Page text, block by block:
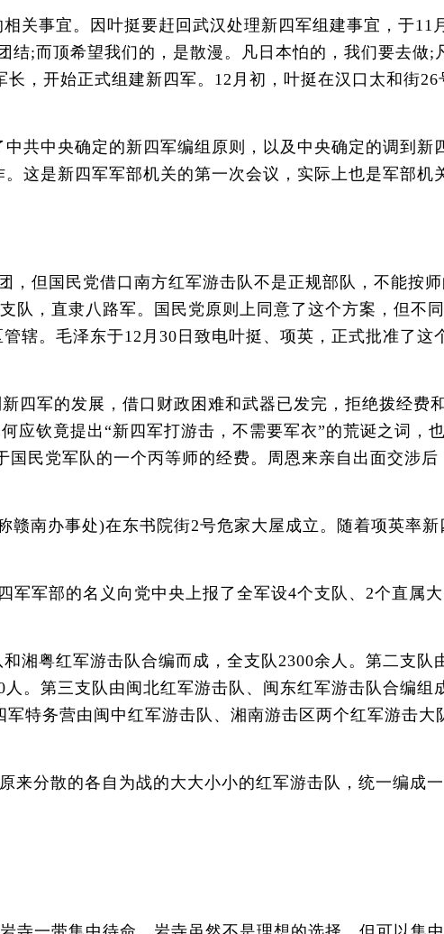
事宜。因叶挺要赶回武汉处理新四军组建事宜，于11
结;而顶希望我们的，是散漫。凡日本怕的，我们要去做;
，开始正式组建新四军。12月初，叶挺在汉口太和街26
共中央确定的新四军编组原则，以及中央确定的调到新
这是新四军军部机关的第一次会议，实际上也是军部机
但国民党借口南方红军游击队不是正规部队，不能按
队，直隶八路军。国民党原则上同意了这个方案，但不
辖。毛泽东于12月30日致电叶挺、项英，正式批准了这
军的发展，借口财政困难和武器已发完，拒绝拨经费
应钦竟提出“新四军打游击，不需要军衣”的荒诞之词，
民党军队的一个丙等师的经费。周恩来亲自出面交涉后
南办事处)在东书院街2号危家大屋成立。随着项英率新
军部的名义向党中央上报了全军设4个支队、2个直属
粤红军游击队合编而成，全支队2300余人。第二支队
。第三支队由闽北红军游击队、闽东红军游击队合编组
特务营由闽中红军游击队、湘南游击区两个红军游击大
分散的各自为战的大大小小的红军游击队，统一编成